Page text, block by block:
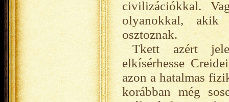
civilizációkkal.
olyanokkal, akik
osztoznak.
Tkett azért
elkísérhesse
azon a hatalmas
korábban még